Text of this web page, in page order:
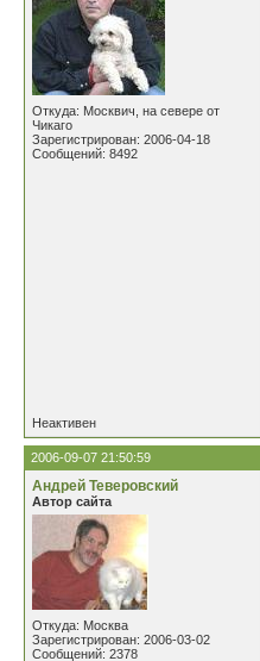
Откуда: Москвич, на севере от
Чикаго
Зарегистрирован: 2006-04-18
Сообщений: 8492
Неактивен
2006-09-07 21:50:59
Андрей Теверовский
Автор сайта
Откуда: Москва
Зарегистрирован: 2006-03-02
Сообщений: 2378